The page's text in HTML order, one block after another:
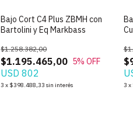
Bajo Cort C4 Plus ZBMH con
Bartolini y Eq Markbass
$1.195.465,00
$1.258.382,00
5% OFF
USD 802
3 x $398.488,33 sin interés 3 x